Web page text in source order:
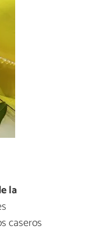
la
caseros